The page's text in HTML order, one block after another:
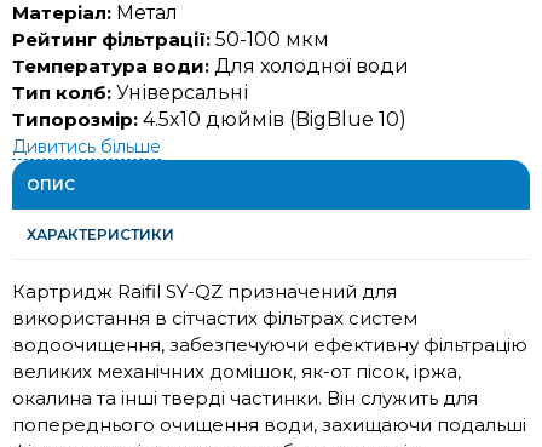
Матеріал: Метал
Рейтинг фільтрації: 50-100 мкм
Температура води: Для холодної води
Тип колб: Універсальні
Типорозмір: 4.5x10 дюймів (BigBlue 10)
Дивитись більше
ОПИС
ХАРАКТЕРИСТИКИ
Картридж Raifil SY-QZ призначений для
використання в сітчастих фільтрах систем
водоочищення, забезпечуючи ефективну фільтрацію
великих механічних домішок, як-от пісок, іржа,
окалина та інші тверді частинки. Він служить для
попереднього очищення води, захищаючи подальші